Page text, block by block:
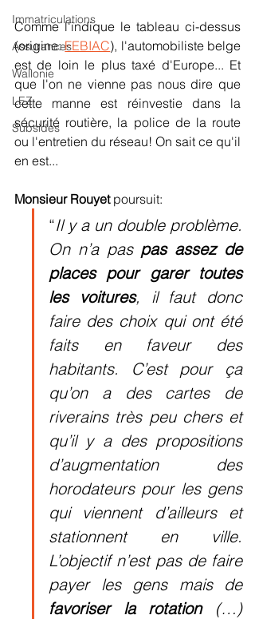
Immatriculations
Assurances
Wallonie
LEZ
Subsides
Comme l'indique le tableau ci-dessus
(origine: FEBIAC), l'automobiliste belge
est de loin le plus taxé d'Europe... Et
que l'on ne vienne pas nous dire que
cette manne est réinvestie dans la
sécurité routière, la police de la route
ou l'entretien du réseau! On sait ce qu'il
en est...
Monsieur Rouyet poursuit:
“Il y a un double problème.
On n’a pas pas assez de
places pour garer toutes
les voitures, il faut donc
faire des choix qui ont été
faits en faveur des
habitants. C’est pour ça
qu’on a des cartes de
riverains très peu chers et
qu’il y a des propositions
d’augmentation des
horodateurs pour les gens
qui viennent d’ailleurs et
stationnent en ville.
L’objectif n’est pas de faire
payer les gens mais de
favoriser la rotation (…)